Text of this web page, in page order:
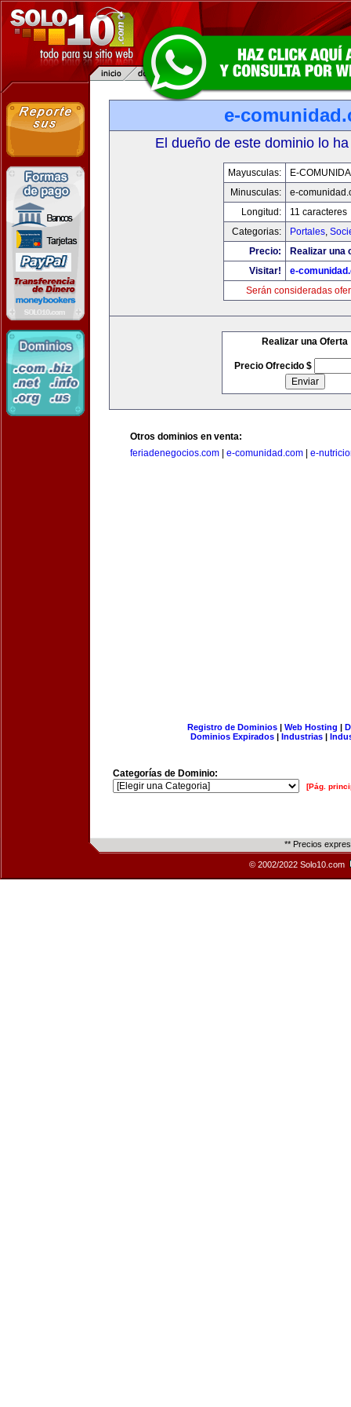
e-
El dueño de este dominio lo
Mayusculas:
E-
Minusculas:
e-
Longitud:
11 caracteres
Categorias:
Portales,
Precio:
Realizar una
Visitar!
e-
Serán consideradas
Realizar una Oferta
Precio Ofrecido $
Otros dominios en venta:
feriadenegocios.com
e-comunidad.com e-
Registro de Dominios| Web Hosting |
Dominios Expirados | Industrias |
Categorías de Dominio:
[Pág.
** Precios
© 2002/2022 Solo10.com